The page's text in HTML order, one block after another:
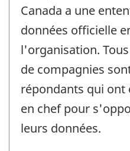
Canada a une
données officielle
l'organisation.
de compagnies
répondants qui ont
en chef pour
leurs données.